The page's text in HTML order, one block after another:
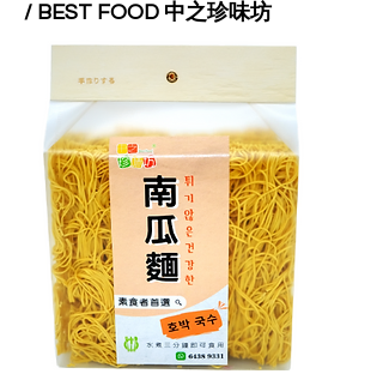
/ BEST FOOD 中之珍味坊